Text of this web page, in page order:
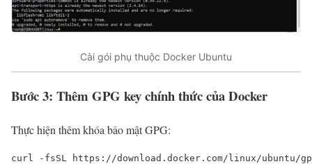
Cài gói phụ thuộc Docker Ubuntu
Bước 3: Thêm GPG key chính thức của Docker
Thực hiện thêm khóa bảo mật GPG:
curl -fsSL https://download.docker.com/linux/ubuntu/